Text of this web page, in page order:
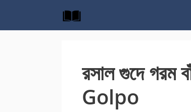
content
রসাল গুদে
Golpo